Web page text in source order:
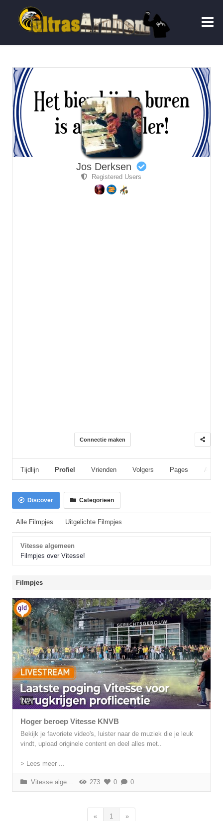
Jos Derksen
Registered Users
Connectie maken
Tijdlijn Profiel Vrienden Volgers Pages
Discover Categorieën
Alle Filmpjes Uitgelichte Filmpjes
Vitesse algemeen
Filmpjes over Vitesse!
Filmpjes
N/A
Hoger beroep Vitesse KNVB
Bekijk je favoriete video's, luister naar de muziek die je leuk
vindt, upload originele content en deel alles met..
> Lees meer ...
Vitesse algemeen 273 0 0
« 1 »